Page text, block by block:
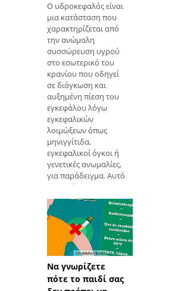
Ο υδροκεφαλός είναι
μια κατάσταση που
χαρακτηρίζεται από
την ανώμαλη
συσσώρευση υγρού
στο εσωτερικό του
κρανίου που οδηγεί
σε διόγκωση και
αυξημένη πίεση του
εγκεφάλου λόγω
εγκεφαλικών
λοιμώξεων όπως
μηνιγγίτιδα,
εγκεφαλικοί όγκοι ή
γενετικές ανωμαλίες,
για παράδειγμα. Αυτό
το υγρό, που
ονομάζεται
εγκεφαλονωτιαίο
υγρό (CSF),
περιλαμβάνει τον
εγκέφαλο και το
νωτιαίο μυελό και έχει
ως σκοπό την
προστασία του.
Ωστόσο, όταν υπάρχει
Να γνωρίζετε
πότε το παιδί σας